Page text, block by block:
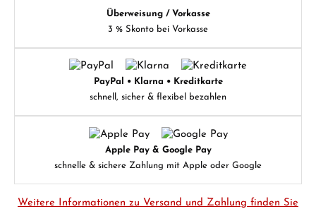
Überweisung / Vorkasse
3 % Skonto bei Vorkasse
PayPal • Klarna • Kreditkarte
schnell, sicher & flexibel bezahlen
Apple Pay & Google Pay
schnelle & sichere Zahlung mit Apple oder Google
Weitere Informationen zu Versand und Zahlung finden Sie